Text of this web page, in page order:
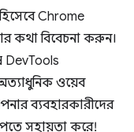
Chrome
কথা বিবেচনা করুন।
DevTools
ওয়েব
ব্যবহারকারীদের
সহায়তা করে!